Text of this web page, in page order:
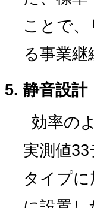
ことで
る事業
静音設計
効率の
実測値
タイプ